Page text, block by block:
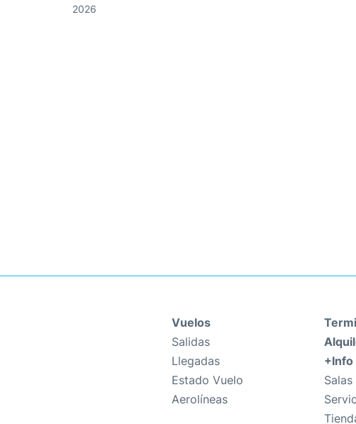
2026
Vuelos
Salidas
Llegadas
Estado Vuelo
Aerolíneas
+Info
Salas